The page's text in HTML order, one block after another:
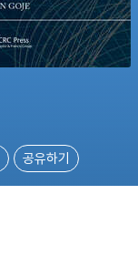
공유하기